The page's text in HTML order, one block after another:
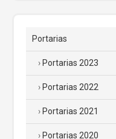
Portarias
Portarias 2023
Portarias 2022
Portarias 2021
Portarias 2020